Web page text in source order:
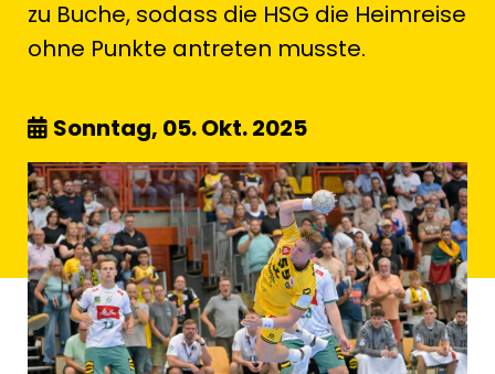
zu Buche, sodass die HSG die Heimreise
ohne Punkte antreten musste.
Sonntag, 05. Okt. 2025